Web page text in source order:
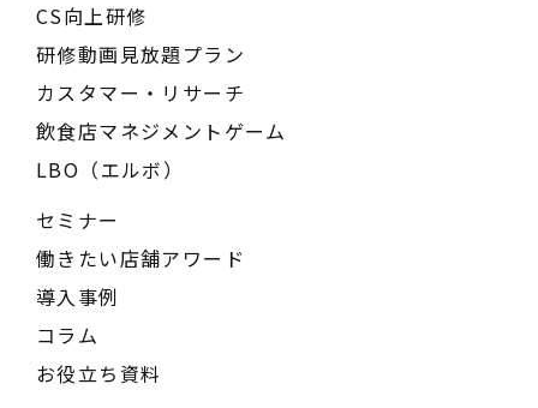
CS向上研修
研修動画見放題プラン
カスタマー・リサーチ
飲食店マネジメントゲーム
LBO（エルボ）
セミナー
働きたい店舗アワード
導入事例
コラム
お役立ち資料